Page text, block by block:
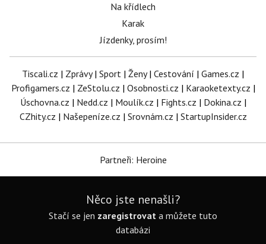
Na křídlech
Karak
Jízdenky, prosím!
Tiscali.cz | Zprávy| Sport | Ženy| Cestování | Games.cz |
Profigamers.cz | ZeStolu.cz | Osobnosti.cz | Karaoketexty.cz |
Úschovna.cz | Nedd.cz | Moulík.cz | Fights.cz | Dokina.cz |
CZhity.cz | Našepeníze.cz | Srovnám.cz | StartupInsider.cz
Partneři: Heroine
Něco jste nenašli?
Stačí se jen zaregistrovat a můžete tuto
databázi